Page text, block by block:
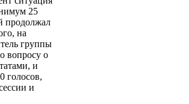
25
продолжал
на
группы
вопросу о
и
голосов,
и